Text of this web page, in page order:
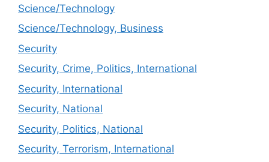
Science/Technology
Science/Technology, Business
Security
Security, Crime, Politics, International
Security, International
Security, National
Security, Politics, National
Security, Terrorism, International